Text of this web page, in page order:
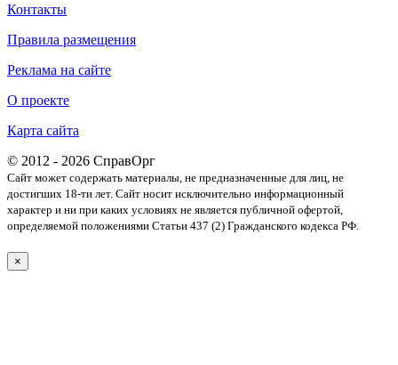
Контакты
Правила размещения
Реклама на сайте
О проекте
Карта сайта
© 2012 - 2026 СправОрг
Сайт может содержать материалы, не предназначенные для лиц, не
достигших 18-ти лет. Cайт носит исключительно информационный
характер и ни при каких условиях не является публичной офертой,
определяемой положениями Статьи 437 (2) Гражданского кодекса РФ.
×